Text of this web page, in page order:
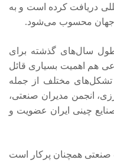
دریافت کرده است و به
جهان محسوب می‌شود.
سال‌های گذشته برای
هم اهمیت بسیاری قائل
مختلف از جمله
انجمن مدیران صنعتی،
چینی ایران عضویت و
از 5 دهه فعالیت صنعتی همچنان پرکار است